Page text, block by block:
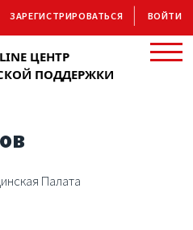
ЦЕНТР
ПОДДЕРЖКИ
ЗАРЕГИСТРИРОВАТЬСЯ ВОЙТИ
Палата